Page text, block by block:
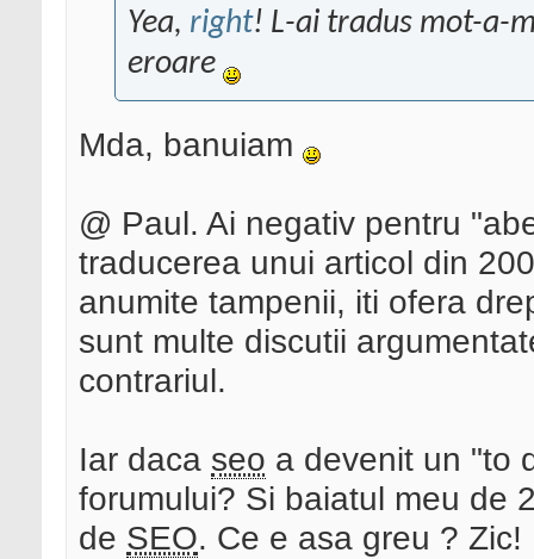
Yea, right! L-ai tradus mot-a-
eroare
Mda, banuiam
@ Paul. Ai negativ pentru
traducerea unui articol din
anumite tampenii, iti ofera
sunt multe discutii
contrariul.
Iar daca seo a devenit un "to
forumului? Si baiatul meu de
de SEO. Ce e asa greu ? Zic!